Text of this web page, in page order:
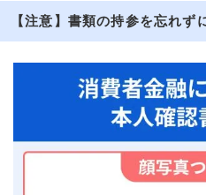
【注意】書類の持参を忘れず